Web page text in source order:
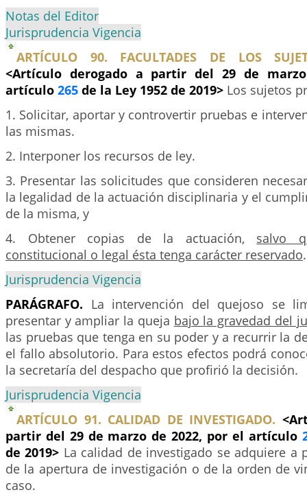
Notas del Editor
Jurisprudencia Vigencia
ARTÍCULO 90. FACULTADES DE LOS
<Artículo derogado a partir del 29 de
artículo 265 de la Ley 1952 de 2019> Los sujetos
1. Solicitar, aportar y controvertir pruebas e
las mismas.
2. Interponer los recursos de ley.
3. Presentar las solicitudes que consideren
la legalidad de la actuación disciplinaria y el
de la misma, y
4. Obtener copias de la actuación, salvo
constitucional o legal ésta tenga carácter reservado.
Jurisprudencia Vigencia
PARÁGRAFO. La intervención del quejoso se
presentar y ampliar la queja bajo la gravedad del
las pruebas que tenga en su poder y a recurrir la
el fallo absolutorio. Para estos efectos podrá
la secretaría del despacho que profirió la decisión.
Jurisprudencia Vigencia
ARTÍCULO 91. CALIDAD DE INVESTIGADO.
partir del 29 de marzo de 2022, por el artículo
de 2019> La calidad de investigado se adquiere a
de la apertura de investigación o de la orden de
caso.